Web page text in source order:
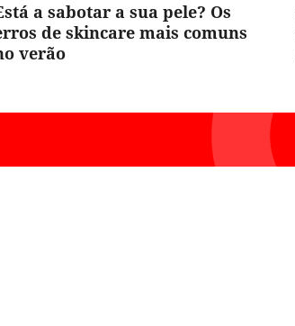
a sabotar a sua pele? Os
de skincare mais comuns
verão